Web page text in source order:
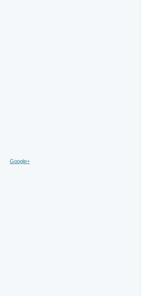
Google+